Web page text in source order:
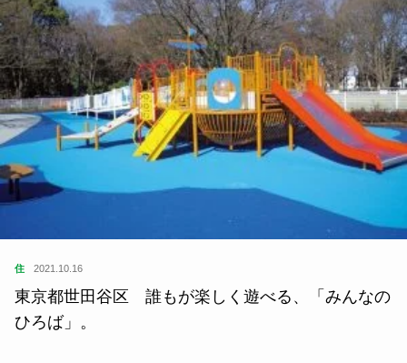
住 2021.10.16
東京都世田谷区 誰もが楽しく遊べる、「みんなの
ひろば」。